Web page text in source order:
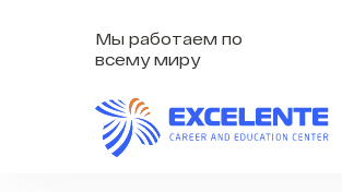
Мы работаем по
всему миру